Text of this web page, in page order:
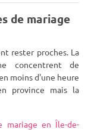
de mariage
rester proches. La
concentrent de
moins d'une heure
province mais la
mariage en Île-de-